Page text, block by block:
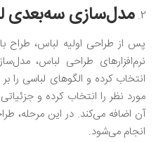
مدل‌سازی سه‌بعدی
پس از طراحی اولیه لباس، طراح
نرم‌افزارهای طراحی لباس،
انتخاب کرده و الگوهای لباسی
مورد نظر را انتخاب کرده و
آن اضافه می‌کند. در این مرحله،
انجام می‌شود.